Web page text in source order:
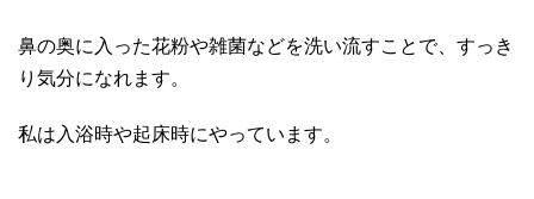
鼻の奥に入った花粉や雑菌などを洗い流すことで、すっき
り気分になれます。
私は入浴時や起床時にやっています。